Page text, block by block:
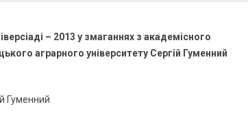
– 2013 у змаганнях з академісного
аграрного університету Сергій Гуменний